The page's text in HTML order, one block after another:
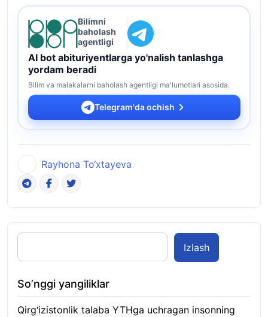
Bilimni
baholash
agentligi
AI bot abituriyentlarga yo'nalish tanlashga
yordam beradi
Bilim va malakalarni baholash agentligi ma'lumotlari asosida.
Telegram'da ochish
Rayhona To‘xtayeva
Izlash
So’nggi yangiliklar
Qirg‘izistonlik talaba YTHga uchragan insonning